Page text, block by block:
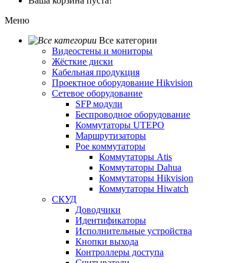
Меню
Все категории
Видеостены и мониторы
Жёсткие диски
Кабельная продукция
Проектное оборудование Hikvision
Сетевое оборудование
SFP модули
Беспроводное оборудование
Коммутаторы UTEPO
Маршрутизаторы
Poe коммутаторы
Коммутаторы Atis
Коммутаторы Dahua
Коммутаторы Hikvision
Коммутаторы Hiwatch
СКУД
Доводчики
Идентификаторы
Исполнительные устройства
Кнопки выхода
Контроллеры доступа